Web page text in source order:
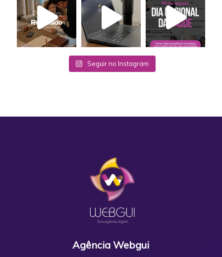
Seguir no Instagram
Agência Webgui